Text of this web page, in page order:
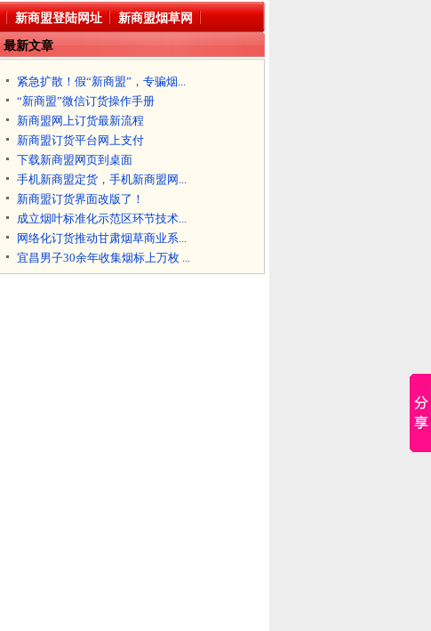
新商盟登陆网址 新商盟烟草网
最新文章
紧急扩散！假“新商盟”，专骗烟...
“新商盟”微信订货操作手册
新商盟网上订货最新流程
新商盟订货平台网上支付
下载新商盟网页到桌面
手机新商盟定货，手机新商盟网...
新商盟订货界面改版了！
成立烟叶标准化示范区环节技术...
网络化订货推动甘肃烟草商业系...
宜昌男子30余年收集烟标上万枚 ...